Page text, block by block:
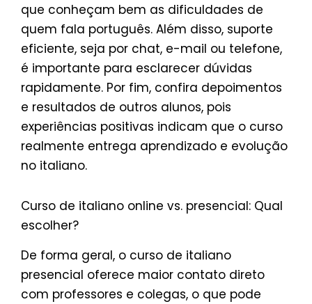
que conheçam bem as dificuldades de
quem fala português. Além disso, suporte
eficiente, seja por chat, e-mail ou telefone,
é importante para esclarecer dúvidas
rapidamente. Por fim, confira depoimentos
e resultados de outros alunos, pois
experiências positivas indicam que o curso
realmente entrega aprendizado e evolução
no italiano.
Curso de italiano online vs. presencial: Qual
escolher?
De forma geral, o curso de italiano
presencial oferece maior contato direto
com professores e colegas, o que pode